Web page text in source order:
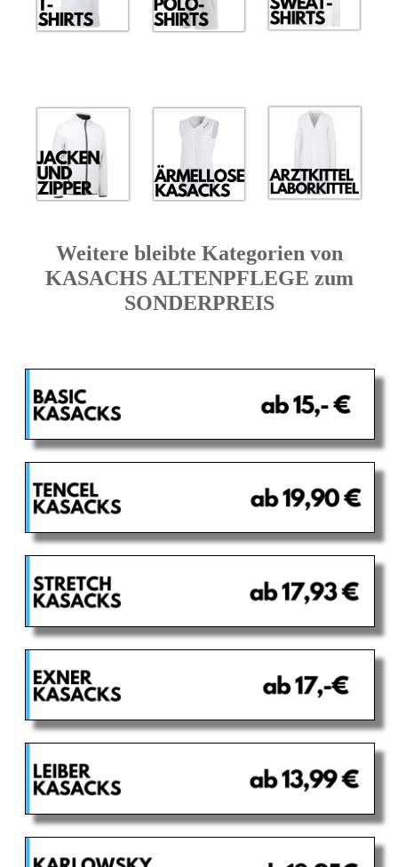
Weitere bleibte Kategorien von
KASACHS ALTENPFLEGE zum
SONDERPREIS